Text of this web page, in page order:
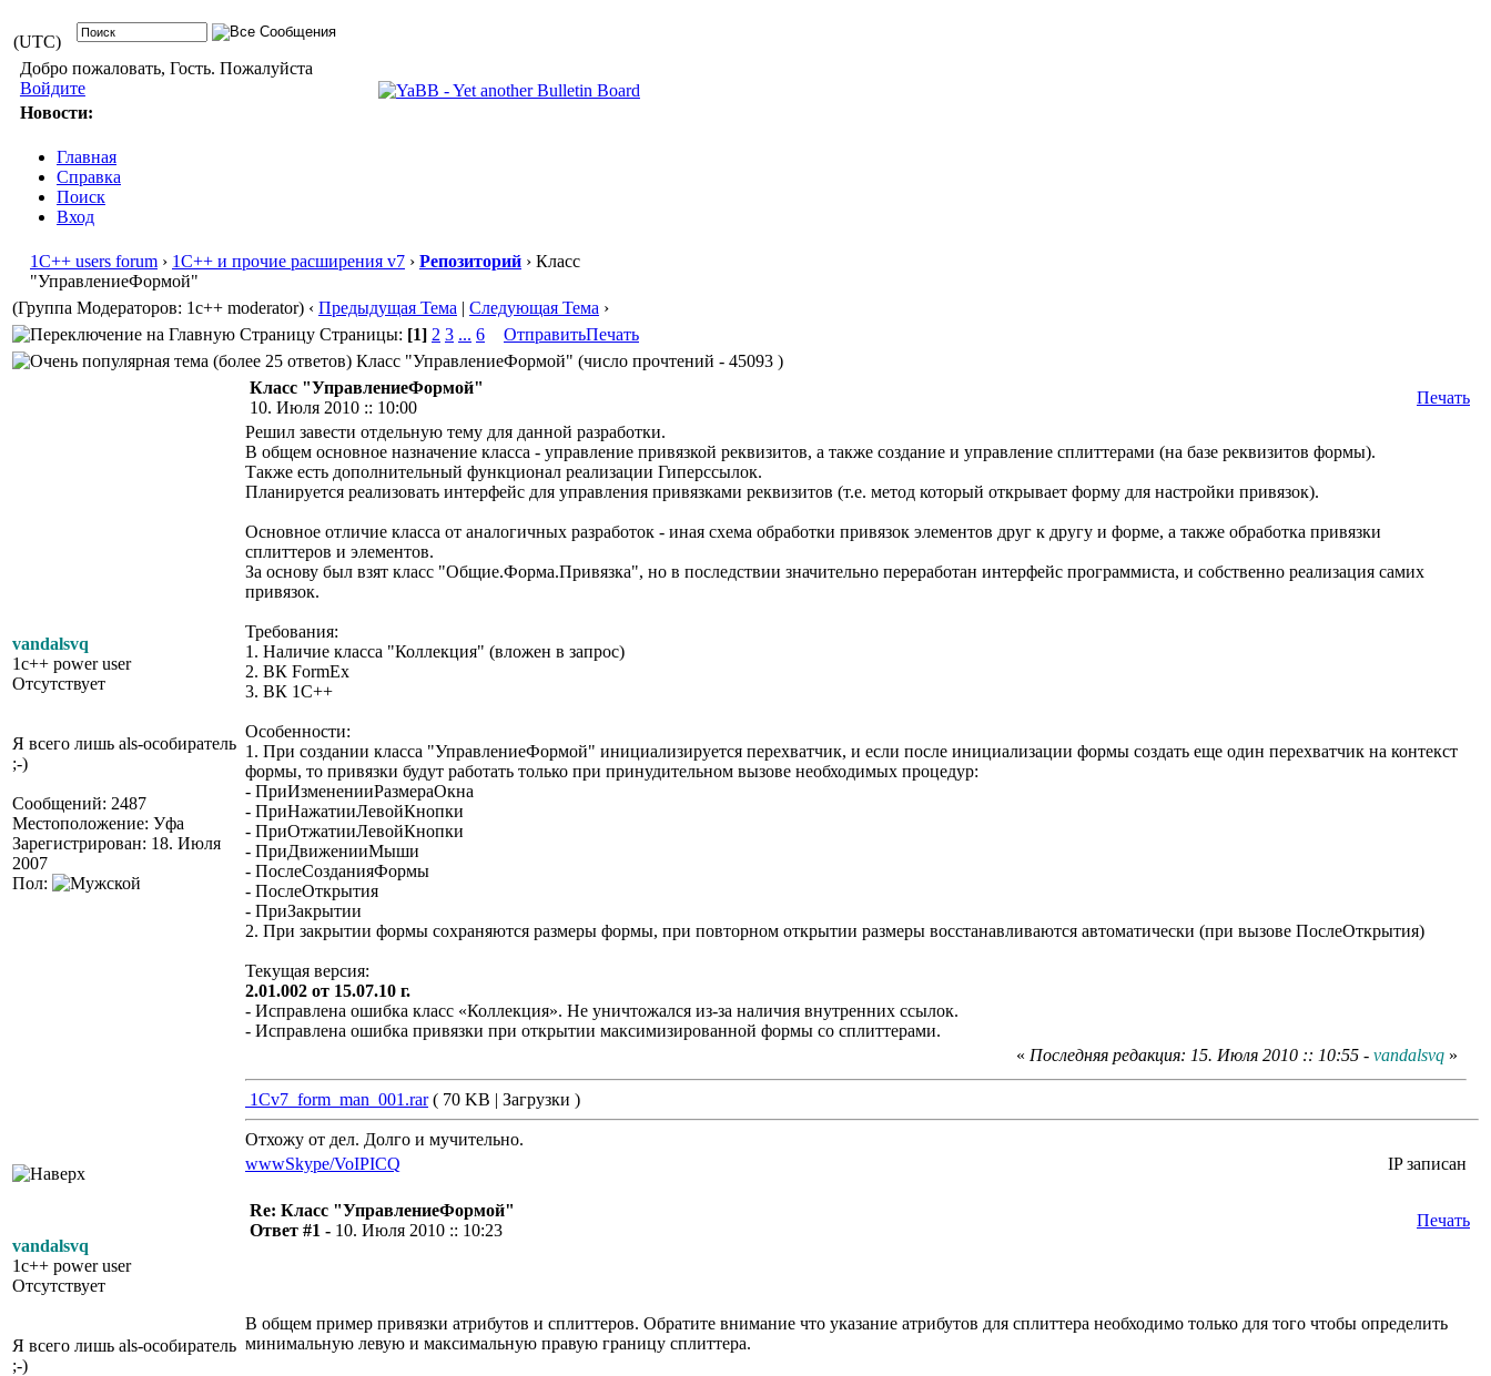
(UTC)
Добро пожаловать, Гость. Пожалуйста
Войдите
Новости:
Главная
Справка
Поиск
Вход
1С++ users forum › 1С++ и прочие расширения v7 › Репозиторий › Класс
"УправлениеФормой"
(Группа Модераторов: 1c++ moderator) ‹ Предыдущая Тема | Следующая Тема ›
Страницы: [1] 2 3 ... 6 ОтправитьПечать
Класс "УправлениеФормой" (число прочтений - 45093 )
vandalsvq
1c++ power user
Отсутствует
Я всего лишь als-особиратель
;-)
Сообщений: 2487
Местоположение: Уфа
Зарегистрирован: 18. Июля
2007
Пол:
Класс "УправлениеФормой"
10. Июля 2010 :: 10:00
Печать
Решил завести отдельную тему для данной разработки.
В общем основное назначение класса - управление привязкой реквизитов, а также создание и управление сплиттерами (на базе реквизитов формы).
Также есть дополнительный функционал реализации Гиперссылок.
Планируется реализовать интерфейс для управления привязками реквизитов (т.е. метод который открывает форму для настройки привязок).
Основное отличие класса от аналогичных разработок - иная схема обработки привязок элементов друг к другу и форме, а также обработка привязки
сплиттеров и элементов.
За основу был взят класс "Общие.Форма.Привязка", но в последствии значительно переработан интерфейс программиста, и собственно реализация самих
привязок.
Требования:
1. Наличие класса "Коллекция" (вложен в запрос)
2. ВК FormEx
3. ВК 1C++
Особенности:
1. При создании класса "УправлениеФормой" инициализируется перехватчик, и если после инициализации формы создать еще один перехватчик на контекст
формы, то привязки будут работать только при принудительном вызове необходимых процедур:
- ПриИзмененииРазмераОкна
- ПриНажатииЛевойКнопки
- ПриОтжатииЛевойКнопки
- ПриДвиженииМыши
- ПослеСозданияФормы
- ПослеОткрытия
- ПриЗакрытии
2. При закрытии формы сохраняются размеры формы, при повторном открытии размеры восстанавливаются автоматически (при вызове ПослеОткрытия)
Текущая версия:
2.01.002 от 15.07.10 г.
- Исправлена ошибка класс «Коллекция». Не уничтожался из-за наличия внутренних ссылок.
- Исправлена ошибка привязки при открытии максимизированной формы со сплиттерами.
« Последняя редакция: 15. Июля 2010 :: 10:55 - vandalsvq»
1Cv7_form_man_001.rar( 70 KB | Загрузки )
Отхожу от дел. Долго и мучительно.
wwwSkype/VoIPICQ IP записан
vandalsvq
1c++ power user
Отсутствует
Я всего лишь als-особиратель
;-)
Re: Класс "УправлениеФормой"
Ответ #1 - 10. Июля 2010 :: 10:23
Печать
В общем пример привязки атрибутов и сплиттеров. Обратите внимание что указание атрибутов для сплиттера необходимо только для того чтобы определить
минимальную левую и максимальную правую границу сплиттера.